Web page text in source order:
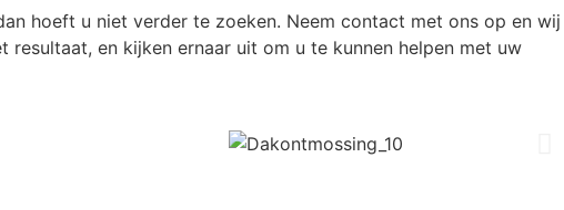
hoeft u niet verder te zoeken. Neem contact met ons op en wij
en kijken ernaar uit om u te kunnen helpen met uw